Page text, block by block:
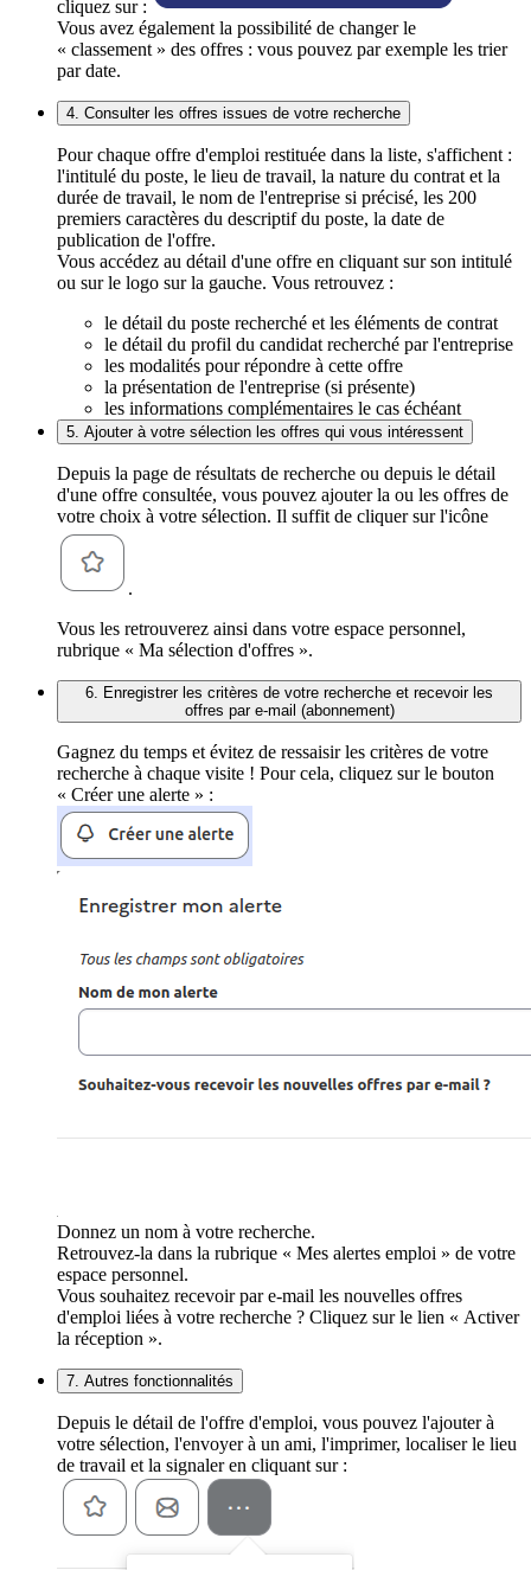
cliquez sur :
Vous avez également la possibilité de changer le
« classement » des offres : vous pouvez par exemple les trier
par date.
4. Consulter les offres issues de votre recherche
Pour chaque offre d'emploi restituée dans la liste, s'affichent :
l'intitulé du poste, le lieu de travail, la nature du contrat et la
durée de travail, le nom de l'entreprise si précisé, les 200
premiers caractères du descriptif du poste, la date de
publication de l'offre.
Vous accédez au détail d'une offre en cliquant sur son intitulé
ou sur le logo sur la gauche. Vous retrouvez :
le détail du poste recherché et les éléments de contrat
le détail du profil du candidat recherché par l'entreprise
les modalités pour répondre à cette offre
la présentation de l'entreprise (si présente)
les informations complémentaires le cas échéant
5. Ajouter à votre sélection les offres qui vous intéressent
Depuis la page de résultats de recherche ou depuis le détail
d'une offre consultée, vous pouvez ajouter la ou les offres de
votre choix à votre sélection. Il suffit de cliquer sur l'icône
.
Vous les retrouverez ainsi dans votre espace personnel,
rubrique « Ma sélection d'offres ».
6. Enregistrer les critères de votre recherche et recevoir les
offres par e-mail (abonnement)
Gagnez du temps et évitez de ressaisir les critères de votre
recherche à chaque visite ! Pour cela, cliquez sur le bouton
« Créer une alerte » :
Donnez un nom à votre recherche.
Retrouvez-la dans la rubrique « Mes alertes emploi » de votre
espace personnel.
Vous souhaitez recevoir par e-mail les nouvelles offres
d'emploi liées à votre recherche ? Cliquez sur le lien « Activer
la réception ».
7. Autres fonctionnalités
Depuis le détail de l'offre d'emploi, vous pouvez l'ajouter à
votre sélection, l'envoyer à un ami, l'imprimer, localiser le lieu
de travail et la signaler en cliquant sur :